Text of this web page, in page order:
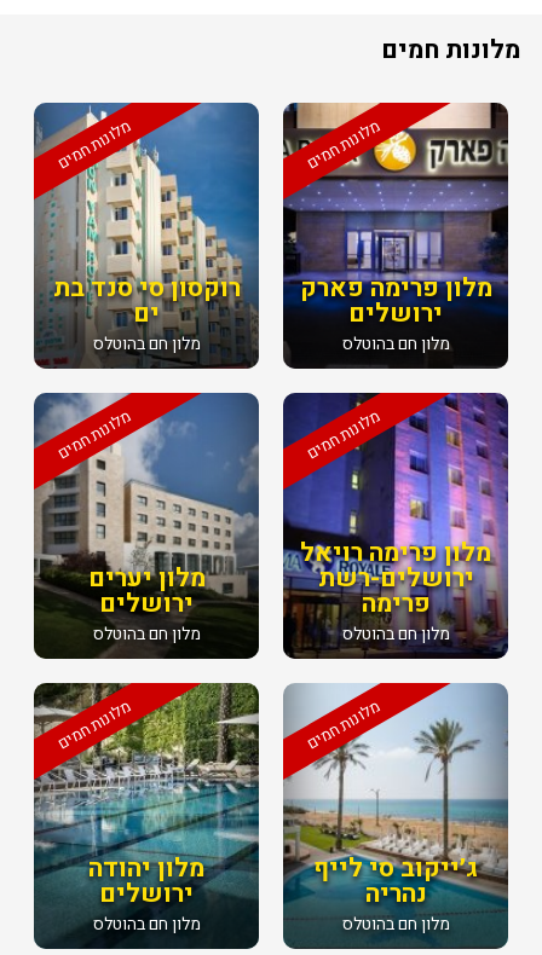
מלונות חמים
מלונות חמים
רוקסון סי סנד בת
ים
מלון חם בהוטלס
מלונות חמים
מלון פרימה פארק
ירושלים
מלון חם בהוטלס
מלונות חמים
מלון יערים
ירושלים
מלון חם בהוטלס
מלונות חמים
מלון פרימה רויאל
ירושלים-רשת
פרימה
מלון חם בהוטלס
מלונות חמים
מלון יהודה
ירושלים
מלון חם בהוטלס
מלונות חמים
ג׳ייקוב סי לייף
נהריה
מלון חם בהוטלס